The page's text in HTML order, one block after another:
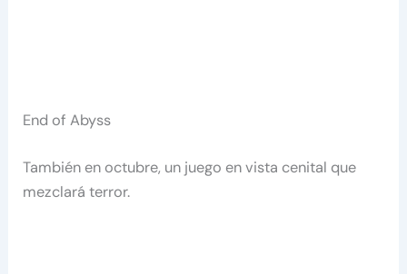
End of Abyss
También en octubre, un juego en vista cenital que
mezclará terror.